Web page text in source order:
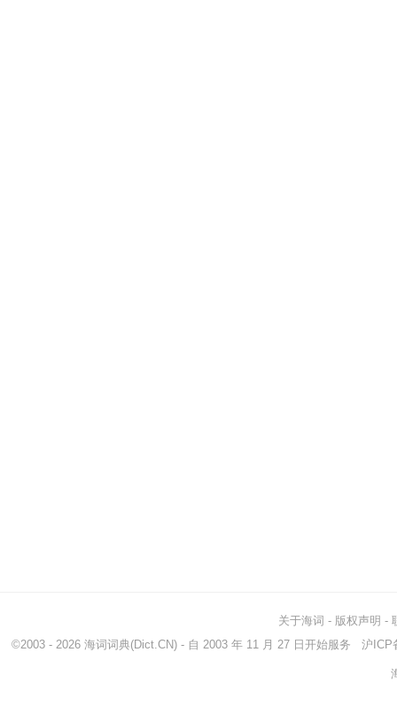
关于海词 - 版权声明 -
©2003 - 2026 海词词典(Dict.CN) - 自 2003 年 11 月 27 日开始服务 沪ICP